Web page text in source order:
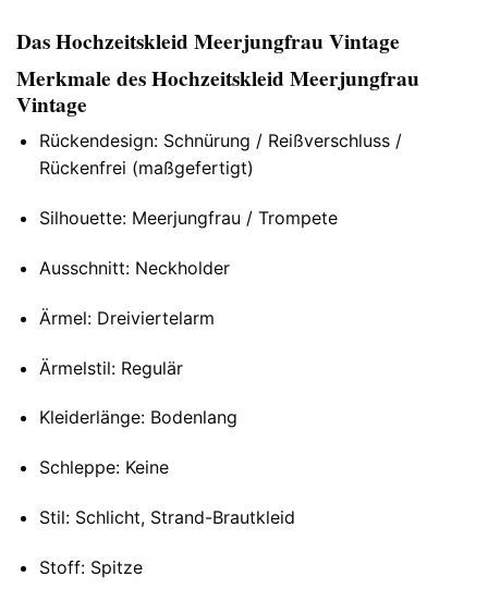
Das Hochzeitskleid Meerjungfrau Vintage
Merkmale des Hochzeitskleid Meerjungfrau
Vintage
Rückendesign: Schnürung / Reißverschluss /
Rückenfrei (maßgefertigt)
Silhouette: Meerjungfrau / Trompete
Ausschnitt: Neckholder
Ärmel: Dreiviertelarm
Ärmelstil: Regulär
Kleiderlänge: Bodenlang
Schleppe: Keine
Stil: Schlicht, Strand-Brautkleid
Stoff: Spitze